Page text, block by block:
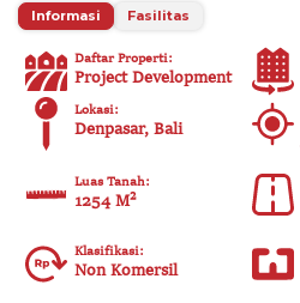
Informasi Fasilitas
Daftar Properti:
Project Development
Lokasi:
Denpasar, Bali
Luas Tanah:
1254 M²
Klasifikasi:
Non Komersil